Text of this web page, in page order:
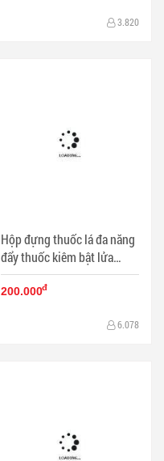
3.820
Hộp đựng thuốc lá đa năng
đẩy thuốc kiêm bật lửa
nhãn hiệu xe HONDA màu
200.000đ
6.078